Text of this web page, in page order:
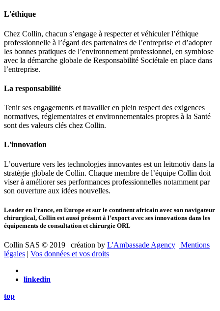
L'éthique
Chez Collin, chacun s’engage à respecter et véhiculer l’éthique
professionnelle à l’égard des partenaires de l’entreprise et d’adopter
les bonnes pratiques de l’environnement professionnel, en symbiose
avec la démarche globale de Responsabilité Sociétale en place dans
l’entreprise.
La responsabilité
Tenir ses engagements et travailler en plein respect des exigences
normatives, réglementaires et environnementales propres à la Santé
sont des valeurs clés chez Collin.
L'innovation
L’ouverture vers les technologies innovantes est un leitmotiv dans la
stratégie globale de Collin. Chaque membre de l’équipe Collin doit
viser à améliorer ses performances professionnelles notamment par
son ouverture aux idées nouvelles.
Leader en France, en Europe et sur le continent africain avec son navigateur
chirurgical, Collin est aussi présent à l’export avec ses innovations dans les
équipements de consultation et chirurgie ORL
Collin SAS © 2019 | création by L'Ambassade Agency | Mentions
légales | Vos données et vos droits
linkedin
top